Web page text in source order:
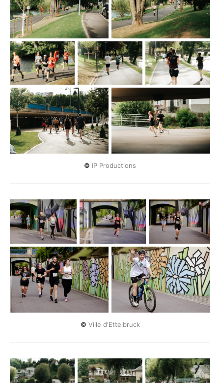
© IP Productions
© Ville d'Ettelbruck